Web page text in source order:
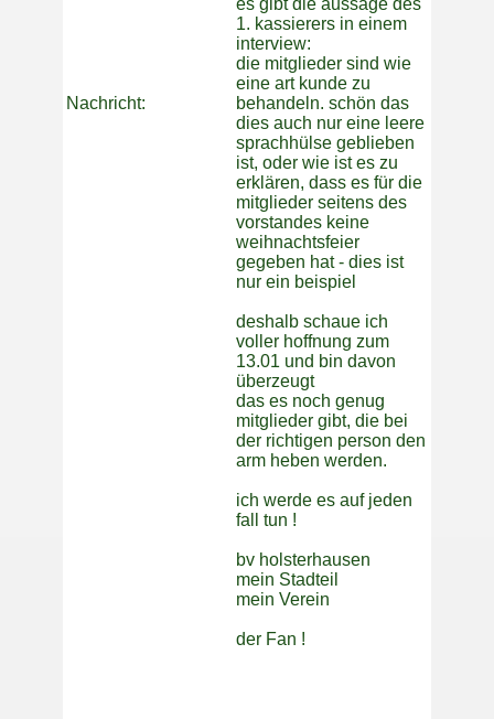
Nachricht:
es gibt die aussage des
1. kassierers in einem
interview:
die mitglieder sind wie
eine art kunde zu
behandeln. schön das
dies auch nur eine leere
sprachhülse geblieben
ist, oder wie ist es zu
erklären, dass es für die
mitglieder seitens des
vorstandes keine
weihnachtsfeier
gegeben hat - dies ist
nur ein beispiel
deshalb schaue ich
voller hoffnung zum
13.01 und bin davon
überzeugt
das es noch genug
mitglieder gibt, die bei
der richtigen person den
arm heben werden.
ich werde es auf jeden
fall tun !
bv holsterhausen
mein Stadteil
mein Verein
der Fan !